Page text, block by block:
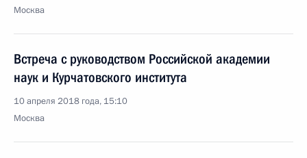
Москва
Встреча с руководством Российской академии
наук и Курчатовского института
10 апреля 2018 года, 15:10
Москва